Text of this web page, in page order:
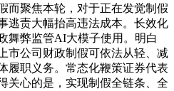
而聚焦本轮，对于正在发觉制假
逃责大幅抬高违法成本。长效化
舞弊监管AI大模子使用。明白
市公司财政制假可依法从轻、减
履职义务。常态化鞭策证券代表
关心的是，实现制假全链条、全